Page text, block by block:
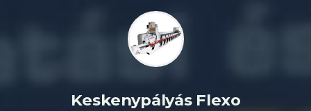
Keskenypályás Flexo